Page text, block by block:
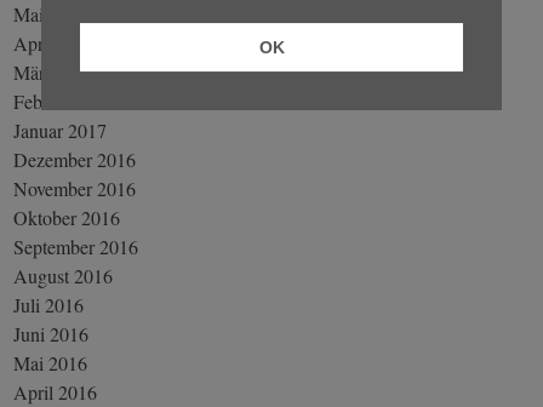
Mai 2017
April 2017
März 2017
Februar 2017
Januar 2017
Dezember 2016
November 2016
Oktober 2016
September 2016
August 2016
Juli 2016
Juni 2016
Mai 2016
April 2016
OK